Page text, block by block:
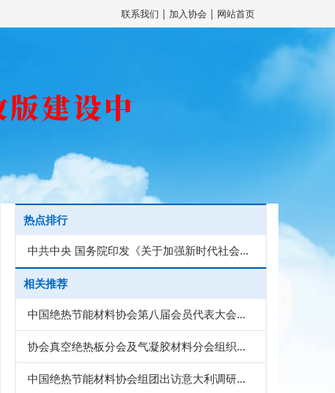
联系我们 | 加入协会 | 网站首页
热点排行
中共中央 国务院印发《关于加强新时代社会工作的意见》
相关推荐
中国绝热节能材料协会第八届会员代表大会在上海召开
协会真空绝热板分会及气凝胶材料分会组织会员单位获批“好材料适配好房子”科技攻关“揭榜挂帅”项目
中国绝热节能材料协会组团出访意大利调研考察